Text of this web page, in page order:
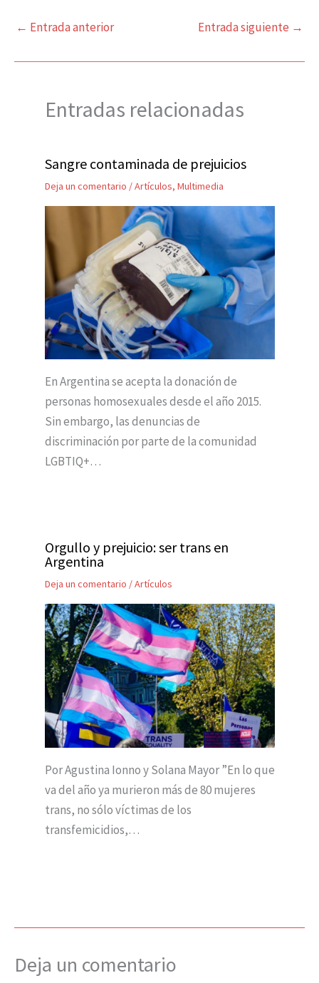
← Entrada anterior Entrada siguiente →
Entradas relacionadas
Sangre contaminada de prejuicios
Deja un comentario /Artículos, Multimedia
En Argentina se acepta la donación de
personas homosexuales desde el año 2015.
Sin embargo, las denuncias de
discriminación por parte de la comunidad
LGBTIQ+…
Orgullo y prejuicio: ser trans en
Argentina
Deja un comentario /Artículos
Por Agustina Ionno y Solana Mayor ”En lo que
va del año ya murieron más de 80 mujeres
trans, no sólo víctimas de los
transfemicidios,…
Deja un comentario